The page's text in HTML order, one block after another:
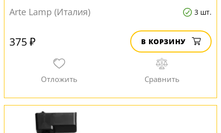
Arte Lamp (Италия)
3 шт.
375 ₽ В КОРЗИНУ